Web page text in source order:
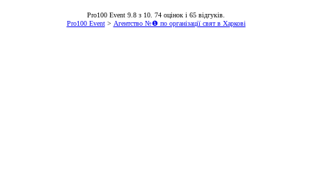
Pro100 Event 9.8 з 10 74 оцінок і 65 відгуків.
Pro100 Event> Агентство №❶ по організації свят в Харкові